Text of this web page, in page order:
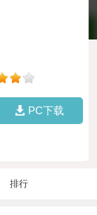
PC下载
排行